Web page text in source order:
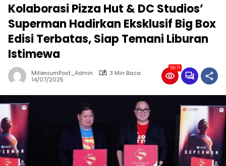
Kolaborasi Pizza Hut & DC Studios’
Superman Hadirkan Eksklusif Big Box
Edisi Terbatas, Siap Temani Liburan
Istimewa
MilleniumPost_Admin
3 Min Baca
14/07/2025
5071